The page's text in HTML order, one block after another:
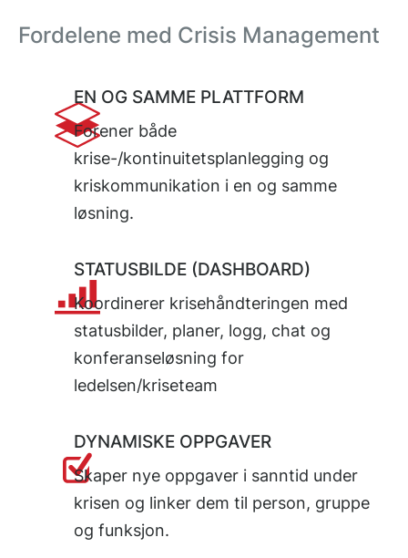
Fordelene med Crisis Management
EN OG SAMME PLATTFORM
Forener både
krise-/kontinuitetsplanlegging og
kriskommunikation i en og samme
løsning.
STATUSBILDE (DASHBOARD)
Koordinerer krisehåndteringen med
statusbilder, planer, logg, chat og
konferanseløsning for
ledelsen/kriseteam
DYNAMISKE OPPGAVER
Skaper nye oppgaver i sanntid under
krisen og linker dem til person, gruppe
og funksjon.